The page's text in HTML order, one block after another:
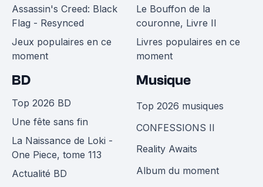
Assassin's Creed: Black
Flag - Resynced
Jeux populaires en ce
moment
Le Bouffon de la
couronne, Livre II
Livres populaires en ce
moment
BD
Top 2026 BD
Une fête sans fin
La Naissance de Loki -
One Piece, tome 113
Actualité BD
Musique
Top 2026 musiques
CONFESSIONS II
Reality Awaits
Album du moment